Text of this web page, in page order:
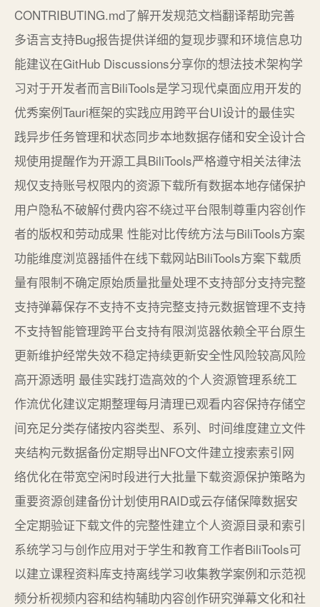
CONTRIBUTING.md了解开发规范文档翻译帮助完善
多语言支持Bug报告提供详细的复现步骤和环境信息功
能建议在GitHub Discussions分享你的想法技术架构学
习对于开发者而言BiliTools是学习现代桌面应用开发的
优秀案例Tauri框架的实践应用跨平台UI设计的最佳实
践异步任务管理和状态同步本地数据存储和安全设计合
规使用提醒作为开源工具BiliTools严格遵守相关法律法
规仅支持账号权限内的资源下载所有数据本地存储保护
用户隐私不破解付费内容不绕过平台限制尊重内容创作
者的版权和劳动成果 性能对比传统方法与BiliTools方案
功能维度浏览器插件在线下载网站BiliTools方案下载质
量有限制不确定原始质量批量处理不支持部分支持完整
支持弹幕保存不支持不支持完整支持元数据管理不支持
不支持智能管理跨平台支持有限浏览器依赖全平台原生
更新维护经常失效不稳定持续更新安全性风险较高风险
高开源透明 最佳实践打造高效的个人资源管理系统工
作流优化建议定期整理每月清理已观看内容保持存储空
间充足分类存储按内容类型、系列、时间维度建立文件
夹结构元数据备份定期导出NFO文件建立搜索索引网
络优化在带宽空闲时段进行大批量下载资源保护策略为
重要资源创建备份计划使用RAID或云存储保障数据安
全定期验证下载文件的完整性建立个人资源目录和索引
系统学习与创作应用对于学生和教育工作者BiliTools可
以建立课程资料库支持离线学习收集教学案例和示范视
频分析视频内容和结构辅助内容创作研究弹幕文化和社